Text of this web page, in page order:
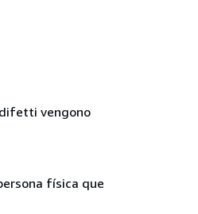
difetti vengono
física que